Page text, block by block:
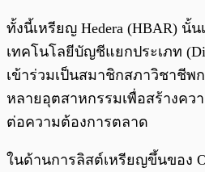
ทั้งนี้เหรียญ Hedera (HBAR) นั้
เทคโนโลยีบัญชีแยกประเภท
เข้าร่วมเป็นสมาชิกสภาวิชาชีพ
หลายอุตสาหกรรมเพื่อสร้างคว
ต่อความต้องการตลาด
ในด้านการลิสต์เหรียญขึ้นของ